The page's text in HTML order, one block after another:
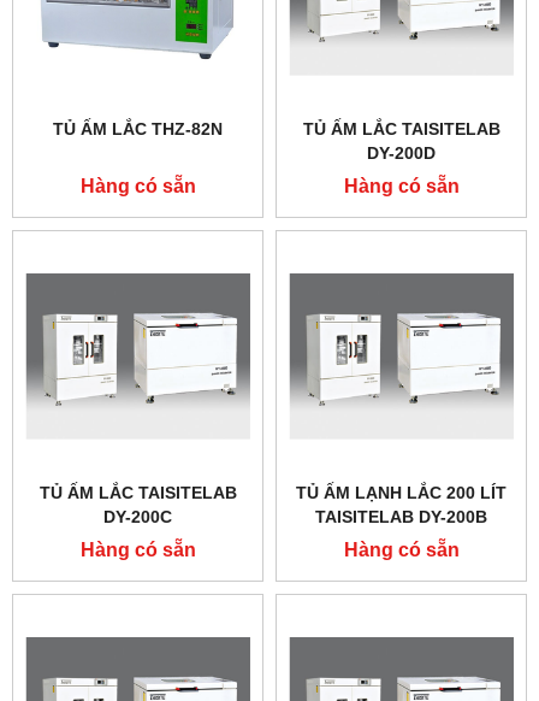
TỦ ẤM LẮC THZ-82N
Hàng có sẵn
TỦ ẤM LẮC TAISITELAB
DY-200D
Hàng có sẵn
TỦ ẤM LẮC TAISITELAB
DY-200C
Hàng có sẵn
TỦ ẤM LẠNH LẮC 200 LÍT
TAISITELAB DY-200B
Hàng có sẵn